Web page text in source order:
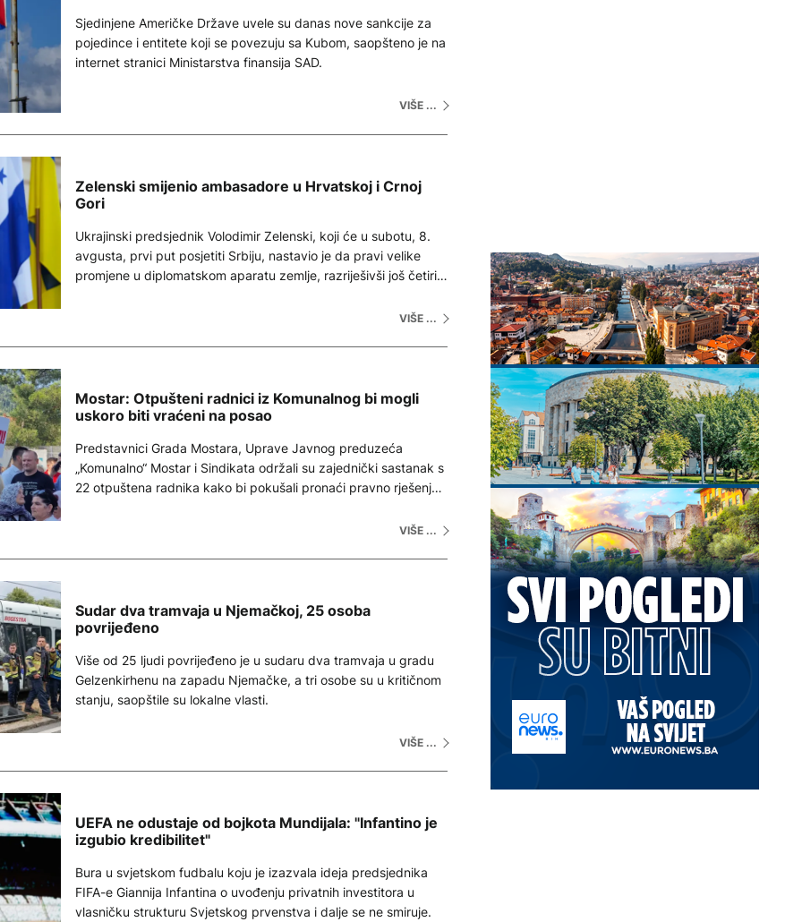
Sjedinjene Američke Države uvele su danas nove sankcije za
pojedince i entitete koji se povezuju sa Kubom, saopšteno je na
internet stranici Ministarstva finansija SAD.
VIŠE ...
Zelenski smijenio ambasadore u Hrvatskoj i Crnoj
Gori
Ukrajinski predsjednik Volodimir Zelenski, koji će u subotu, 8.
avgusta, prvi put posjetiti Srbiju, nastavio je da pravi velike
promjene u diplomatskom aparatu zemlje, razriješivši još četiri
VIŠE ...
Mostar: Otpušteni radnici iz Komunalnog bi mogli
uskoro biti vraćeni na posao
Predstavnici Grada Mostara, Uprave Javnog preduzeća
„Komunalno“ Mostar i Sindikata održali su zajednički sastanak s
22 otpuštena radnika kako bi pokušali pronaći pravno rješenje
VIŠE ...
Sudar dva tramvaja u Njemačkoj, 25 osoba
povrijeđeno
Više od 25 ljudi povrijeđeno je u sudaru dva tramvaja u gradu
Gelzenkirhenu na zapadu Njemačke, a tri osobe su u kritičnom
stanju, saopštile su lokalne vlasti.
VIŠE ...
UEFA ne odustaje od bojkota Mundijala: "Infantino je
izgubio kredibilitet"
Bura u svjetskom fudbalu koju je izazvala ideja predsjednika
FIFA-e Giannija Infantina o uvođenju privatnih investitora u
vlasničku strukturu Svjetskog prvenstva i dalje se ne smiruje.